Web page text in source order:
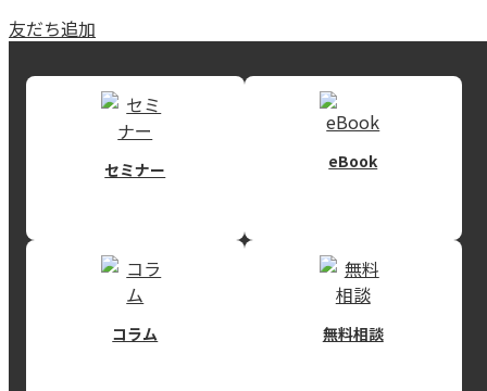
友だち追加
セミナー eBook
コラム 無料相談